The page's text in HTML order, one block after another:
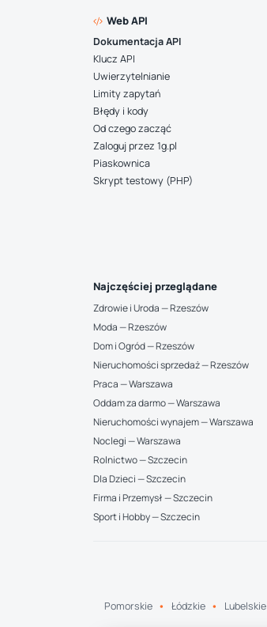
Web API
Dokumentacja API
Klucz API
Uwierzytelnianie
Limity zapytań
Błędy i kody
Od czego zacząć
Zaloguj przez 1g.pl
Piaskownica
Skrypt testowy (PHP)
Najczęściej przeglądane
Zdrowie i Uroda — Rzeszów
Moda — Rzeszów
Dom i Ogród — Rzeszów
Nieruchomości sprzedaż — Rzeszów
Praca — Warszawa
Oddam za darmo — Warszawa
Nieruchomości wynajem — Warszawa
Noclegi — Warszawa
Rolnictwo — Szczecin
Dla Dzieci — Szczecin
Firma i Przemysł — Szczecin
Sport i Hobby — Szczecin
Pomorskie
Łódzkie Lubelskie